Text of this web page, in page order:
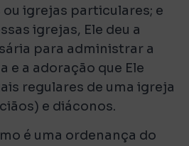
ou igrejas particulares; e
igrejas, Ele deu a
para administrar a
e a adoração que Ele
regulares de uma igreja
e diáconos.
é uma ordenança do